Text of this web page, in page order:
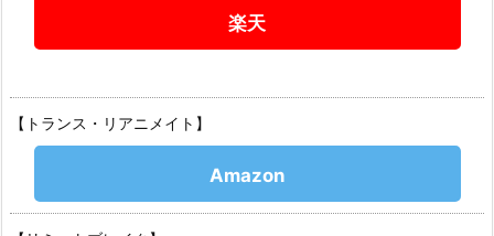
楽天
【トランス・リアニメイト】
Amazon